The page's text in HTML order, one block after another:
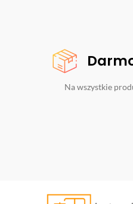
Na wszystkie